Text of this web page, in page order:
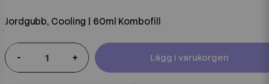
Jordgubb, Cooling | 60ml Kombofill
- + Lägg i varukorgen